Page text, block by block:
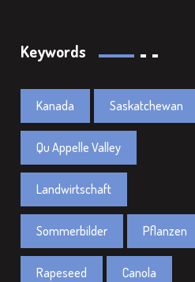
Keywords
Kanada Saskatchewan
Qu Appelle Valley
Landwirtschaft
Sommerbilder Pflanzen
Rapeseed Canola